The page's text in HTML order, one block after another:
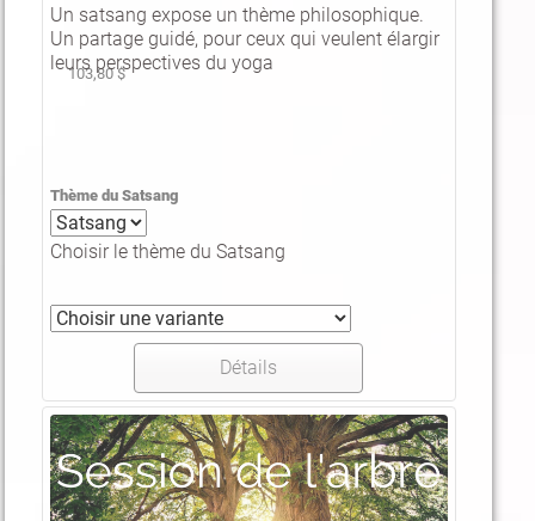
Un satsang expose un thème philosophique.
Un partage guidé, pour ceux qui veulent élargir
leurs perspectives du yoga
103,80 $
Thème du Satsang
Choisir le thème du Satsang
Détails